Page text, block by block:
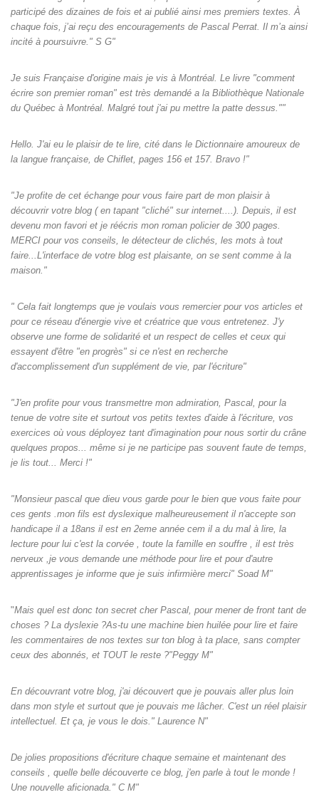
participé des dizaines de fois et ai publié ainsi mes premiers textes. À
chaque fois, j’ai reçu des encouragements de Pascal Perrat. Il m’a ainsi
incité à poursuivre." S G"
Je suis Française d'origine mais je vis à Montréal. Le livre "comment
écrire son premier roman" est très demandé a la Bibliothèque Nationale
du Québec à Montréal. Malgré tout j'ai pu mettre la patte dessus.""
Hello. J'ai eu le plaisir de te lire, cité dans le Dictionnaire amoureux de
la langue française, de Chiflet, pages 156 et 157. Bravo !"
"Je profite de cet échange pour vous faire part de mon plaisir à
découvrir votre blog ( en tapant "cliché" sur internet....). Depuis, il est
devenu mon favori et je réécris mon roman policier de 300 pages.
MERCI pour vos conseils, le détecteur de clichés, les mots à tout
faire...L'interface de votre blog est plaisante, on se sent comme à la
maison."
" Cela fait longtemps que je voulais vous remercier pour vos articles et
pour ce réseau d'énergie vive et créatrice que vous entretenez. J'y
observe une forme de solidarité et un respect de celles et ceux qui
essayent d'être "en progrès" si ce n'est en recherche
d'accomplissement d'un supplément de vie, par l'écriture"
"J'en profite pour vous transmettre mon admiration, Pascal, pour la
tenue de votre site et surtout vos petits textes d'aide à l'écriture, vos
exercices où vous déployez tant d'imagination pour nous sortir du crâne
quelques propos... même si je ne participe pas souvent faute de temps,
je lis tout... Merci !"
"Monsieur pascal que dieu vous garde pour le bien que vous faite pour
ces gents .mon fils est dyslexique malheureusement il n'accepte son
handicape il a 18ans il est en 2eme année cem il a du mal à lire, la
lecture pour lui c'est la corvée , toute la famille en souffre , il est très
nerveux ,je vous demande une méthode pour lire et pour d'autre
apprentissages je informe que je suis infirmière merci" Soad M"
"Mais quel est donc ton secret cher Pascal, pour mener de front tant de
choses ? La dyslexie ?As-tu une machine bien huilée pour lire et faire
les commentaires de nos textes sur ton blog à ta place, sans compter
ceux des abonnés, et TOUT le reste ?"Peggy M"
En découvrant votre blog, j'ai découvert que je pouvais aller plus loin
dans mon style et surtout que je pouvais me lâcher. C'est un réel plaisir
intellectuel. Et ça, je vous le dois." Laurence N"
De jolies propositions d'écriture chaque semaine et maintenant des
conseils , quelle belle découverte ce blog, j'en parle à tout le monde !
Une nouvelle aficionada." C M"